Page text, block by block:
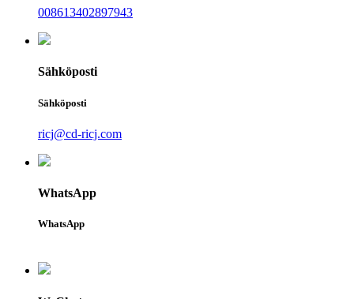
008613402897943
Sähköposti
Sähköposti
ricj@cd-ricj.com
WhatsApp
WhatsApp